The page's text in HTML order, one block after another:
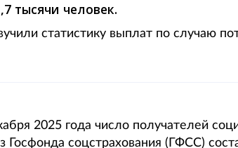
тысячи человек.
статистику выплат по случаю
2025 года число получателей
Госфонда соцстрахования (ГФСС)